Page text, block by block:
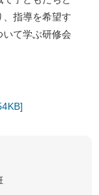
指導を希望す
て学ぶ研修会